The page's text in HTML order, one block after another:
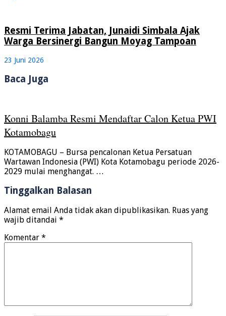
Resmi Terima Jabatan, Junaidi Simbala Ajak
Warga Bersinergi Bangun Moyag Tampoan
23 Juni 2026
Baca Juga
Konni Balamba Resmi Mendaftar Calon Ketua PWI
Kotamobagu
KOTAMOBAGU – Bursa pencalonan Ketua Persatuan
Wartawan Indonesia (PWI) Kota Kotamobagu periode 2026-
2029 mulai menghangat. …
Tinggalkan Balasan
Alamat email Anda tidak akan dipublikasikan. Ruas yang
wajib ditandai *
Komentar *